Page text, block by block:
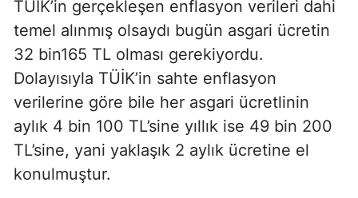
TÜİK’in gerçekleşen enflasyon verileri dahi
temel alınmış olsaydı bugün asgari ücretin
32 bin165 TL olması gerekiyordu.
Dolayısıyla TÜİK’in sahte enflasyon
verilerine göre bile her asgari ücretlinin
aylık 4 bin 100 TL’sine yıllık ise 49 bin 200
TL’sine, yani yaklaşık 2 aylık ücretine el
konulmuştur.